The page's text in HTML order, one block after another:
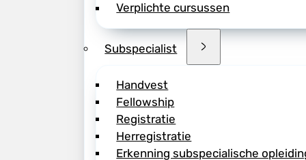
Verplichte cursussen
Subspecialist
Handvest
Fellowship
Registratie
Herregistratie
Erkenning subspecialische